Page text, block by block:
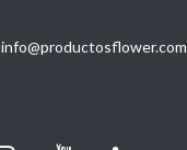
info@productosflower.com